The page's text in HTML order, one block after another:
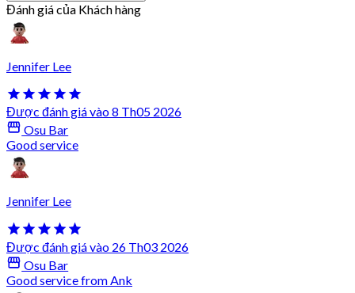
Đánh giá của Khách hàng
Jennifer Lee
Được đánh giá vào 8 Th05 2026
Osu Bar
Good service
Jennifer Lee
Được đánh giá vào 26 Th03 2026
Osu Bar
Good service from Ank